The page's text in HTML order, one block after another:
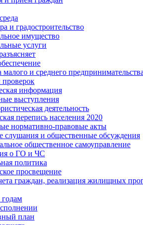
и градостроительство
имущество
услуги
и среднего предпринимательства
проверок
информация
выступления
деятельность
перепись населения 2020
нормативно-правовые акты
слушания и общественные обсуждения
общественное самоуправление
о ГО и ЧС
политика
просвещение
граждан, реализация жилищных
план